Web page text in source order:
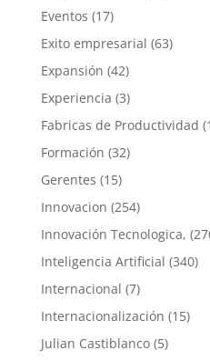
Eventos (17)
Exito empresarial (63)
Expansión (42)
Experiencia (3)
Fabricas de Productividad
Formación (32)
Gerentes (15)
Innovacion (254)
Innovación Tecnologica,
Inteligencia Artificial (340)
Internacional (7)
Internacionalización (15)
Julian Castiblanco(5)